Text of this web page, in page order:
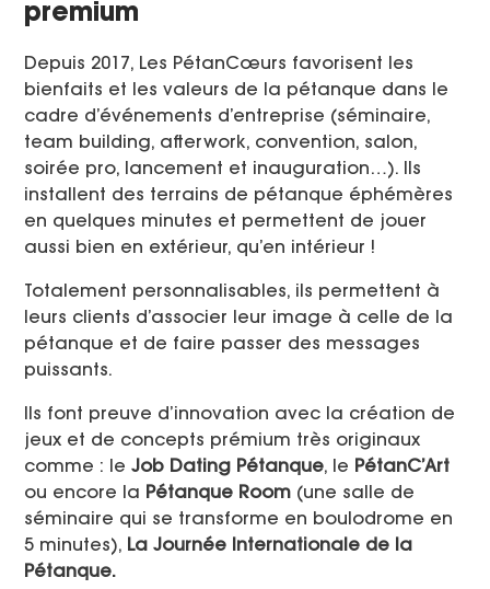
premium
Depuis 2017, Les PétanCœurs favorisent les
bienfaits et les valeurs de la pétanque dans le
cadre d’événements d’entreprise (séminaire,
team building, afterwork, convention, salon,
soirée pro, lancement et inauguration…). Ils
installent des terrains de pétanque éphémères
en quelques minutes et permettent de jouer
aussi bien en extérieur, qu’en intérieur !
Totalement personnalisables, ils permettent à
leurs clients d’associer leur image à celle de la
pétanque et de faire passer des messages
puissants.
Ils font preuve d’innovation avec la création de
jeux et de concepts prémium très originaux
comme : leJob Dating Pétanque, le PétanC’Art
ou encore la Pétanque Room (une salle de
séminaire qui se transforme en boulodrome en
5 minutes), La Journée Internationale de la
Pétanque.